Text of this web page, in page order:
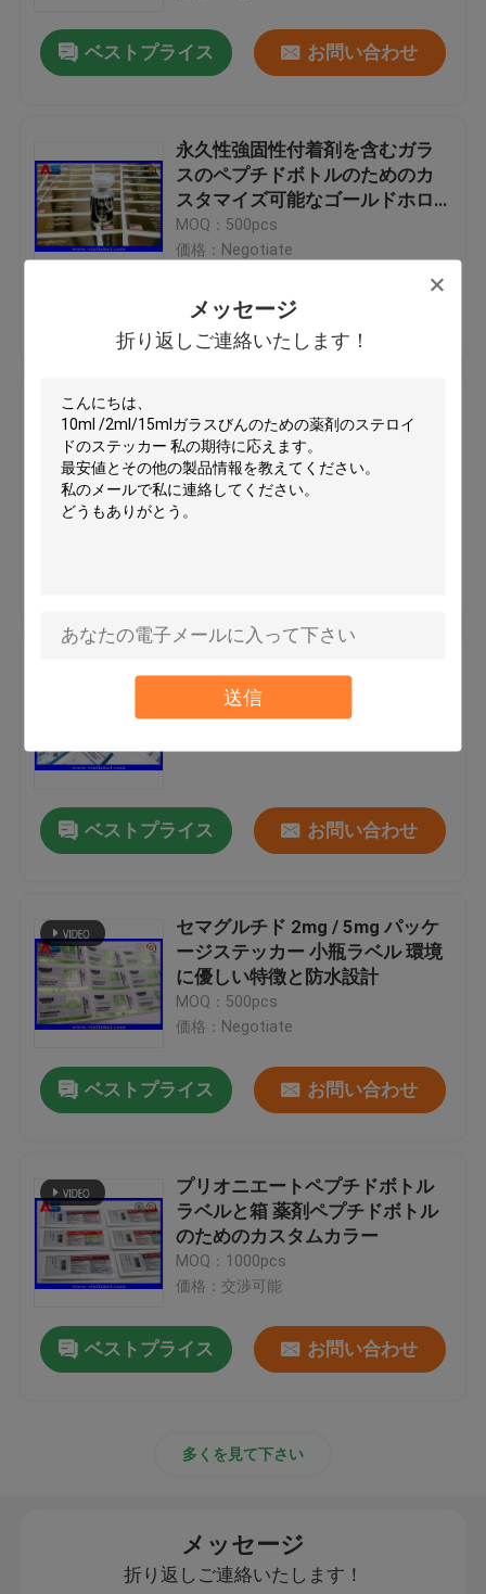
メッセージ
折り返しご連絡いたします！
送信
ショッピングペーパーバッグ
ベストプライス お問い合わせ
永久性強固性付着剤を含むガラ
スのペプチドボトルのためのカ
スタマイズ可能なゴールドホロ
グラフィックラベル
MOQ：500pcs
価格：Negotiate
ベストプライス
ペプチドボトルステッカー 小さ
いボトルラベル 注射オイルステ
ッカー
MOQ：500pcs
価格：Negotiate
久的で強い粘着剤のホログラム
MOQ：500pcs
ベストプライス お問い合わせ
セマグルチド 2mg / 5mg パッケ
ージステッカー 小瓶ラベル 環境
に優しい特徴と防水設計
MOQ：500pcs
価格：Negotiate
ベストプライス お問い合わせ
プリオニエートペプチドボトル
ラベルと箱 薬剤ペプチドボトル
のためのカスタムカラー
MOQ：1000pcs
価格：交渉可能
ベストプライス お問い合わせ
多くを見て下さい
メッセージ
折り返しご連絡いたします！